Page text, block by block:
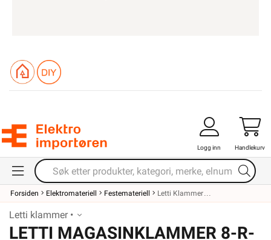
Logg inn Handlekurv
Forsiden Elektromateriell Festemateriell Letti Klammer
Letti klammer •
LETTI MAGASINKLAMMER 8-R-